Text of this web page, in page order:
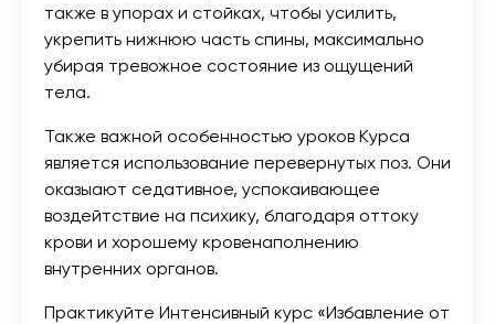
также в упорах и стойках, чтобы усилить,
укрепить нижнюю часть спины, максимально
убирая тревожное состояние из ощущений
тела.
Также важной особенностью уроков Курса
является использование перевернутых поз. Они
оказыают седативное, успокаивающее
воздейтствие на психику, благодаря оттоку
крови и хорошему кровенаполнению
внутренних органов.
Практикуйте Интенсивный курс «Избавление от